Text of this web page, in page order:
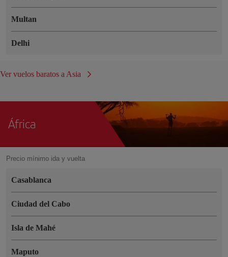
Multan
Delhi
Ver vuelos baratos a Asia
África
Precio mínimo ida y vuelta
Casablanca
Ciudad del Cabo
Isla de Mahé
Maputo